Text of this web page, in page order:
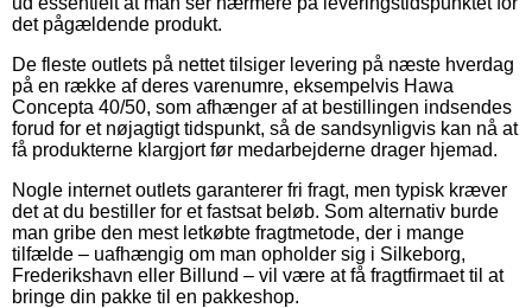
det pågældende produkt.
De fleste outlets på nettet tilsiger levering på næste hverdag
på en række af deres varenumre, eksempelvis Hawa
Concepta 40/50, som afhænger af at bestillingen indsendes
forud for et nøjagtigt tidspunkt, så de sandsynligvis kan nå at
få produkterne klargjort før medarbejderne drager hjemad.
Nogle internet outlets garanterer fri fragt, men typisk kræver
det at du bestiller for et fastsat beløb. Som alternativ burde
man gribe den mest letkøbte fragtmetode, der i mange
tilfælde – uafhængig om man opholder sig i Silkeborg,
Frederikshavn eller Billund – vil være at få fragtfirmaet til at
bringe din pakke til en pakkeshop.